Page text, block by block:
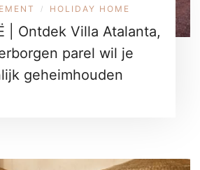
/ HOLIDAY HOME
| Ontdek Villa Atalanta,
parel wil je
geheimhouden